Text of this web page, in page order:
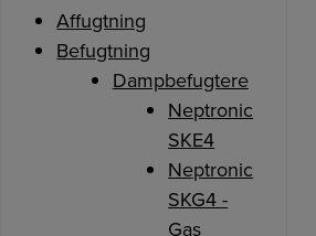
Affugtning
Befugtning
Dampbefugtere
Neptronic
SKE4
Neptronic
SKG4 -
Gas